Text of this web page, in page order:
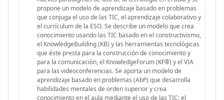
propone un modelo de aprendizaje basado en problemas
que conjuga el uso de las TIC, el aprendizaje colaborativo y
el currículum de la ESO. Se describe un modelo que crea
conocimiento usando las TIC basado en el constructivismo,
el KnowledgeBuilding (KB) y las herramientas tecnológicas
que éste presta para la construcción de conocimiento y
para la comunicación, el KnowledgeForum (KF®) y el VIA
para las videoconferencias. Se aporta un modelo de
aprendizaje basado en problemas (AbP) que desarrolla
habilidades mentales de orden superior y crea
conocimiento en el aula mediante el uso de las TIC: el